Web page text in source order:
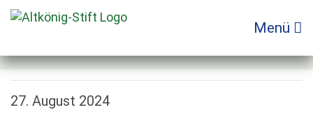
Zum
Inhalt
Menü
27. August 2024